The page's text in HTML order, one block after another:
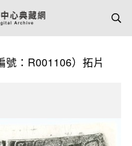
：R001106）拓片